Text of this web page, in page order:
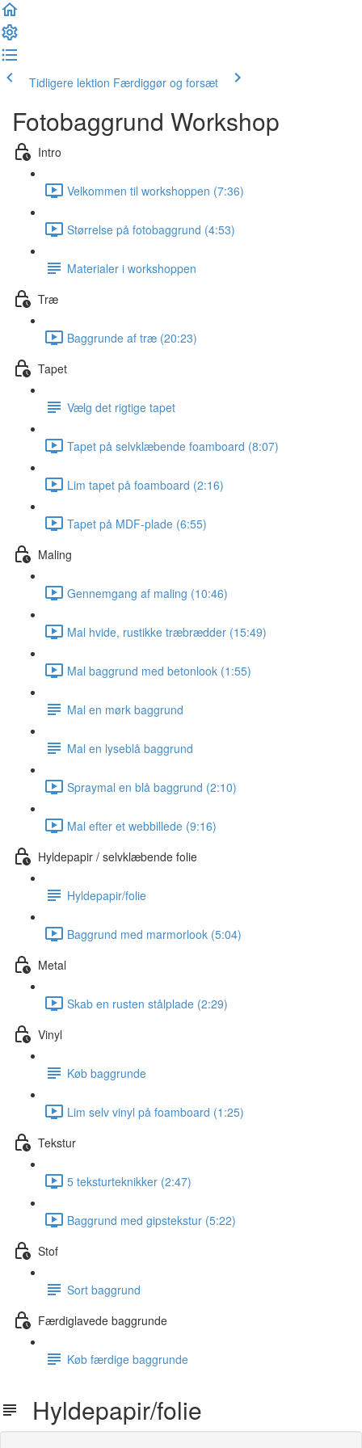
Tidligere lektion Færdiggør og forsæt
Fotobaggrund Workshop
Intro
Velkommen til workshoppen (7:36)
Størrelse på fotobaggrund (4:53)
Materialer i workshoppen
Træ
Baggrunde af træ (20:23)
Tapet
Vælg det rigtige tapet
Tapet på selvklæbende foamboard (8:07)
Lim tapet på foamboard (2:16)
Tapet på MDF-plade (6:55)
Maling
Gennemgang af maling (10:46)
Mal hvide, rustikke træbrædder (15:49)
Mal baggrund med betonlook (1:55)
Mal en mørk baggrund
Mal en lyseblå baggrund
Spraymal en blå baggrund (2:10)
Mal efter et webbillede (9:16)
Hyldepapir / selvklæbende folie
Hyldepapir/folie
Baggrund med marmorlook (5:04)
Metal
Skab en rusten stålplade (2:29)
Vinyl
Køb baggrunde
Lim selv vinyl på foamboard (1:25)
Tekstur
5 teksturteknikker (2:47)
Baggrund med gipstekstur (5:22)
Stof
Sort baggrund
Færdiglavede baggrunde
Køb færdige baggrunde
Hyldepapir/folie